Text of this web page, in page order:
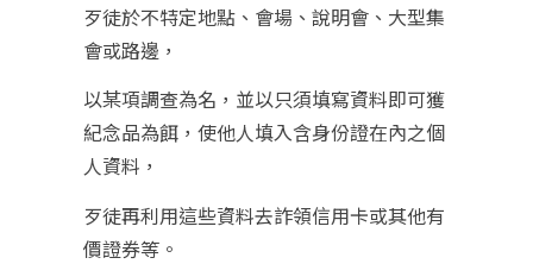
歹徒於不特定地點、會場、說明會、大型集
會或路邊，
以某項調查為名，並以只須填寫資料即可獲
紀念品為餌，使他人填入含身份證在內之個
人資料，
歹徒再利用這些資料去詐領信用卡或其他有
價證券等。